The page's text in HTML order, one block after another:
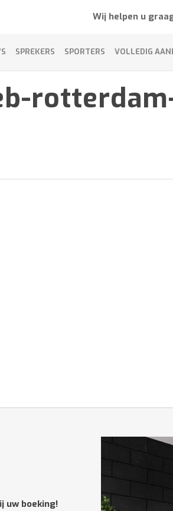
Wij helpen u
SPREKERS SPORTERS VOLLEDIG
uw boeking!